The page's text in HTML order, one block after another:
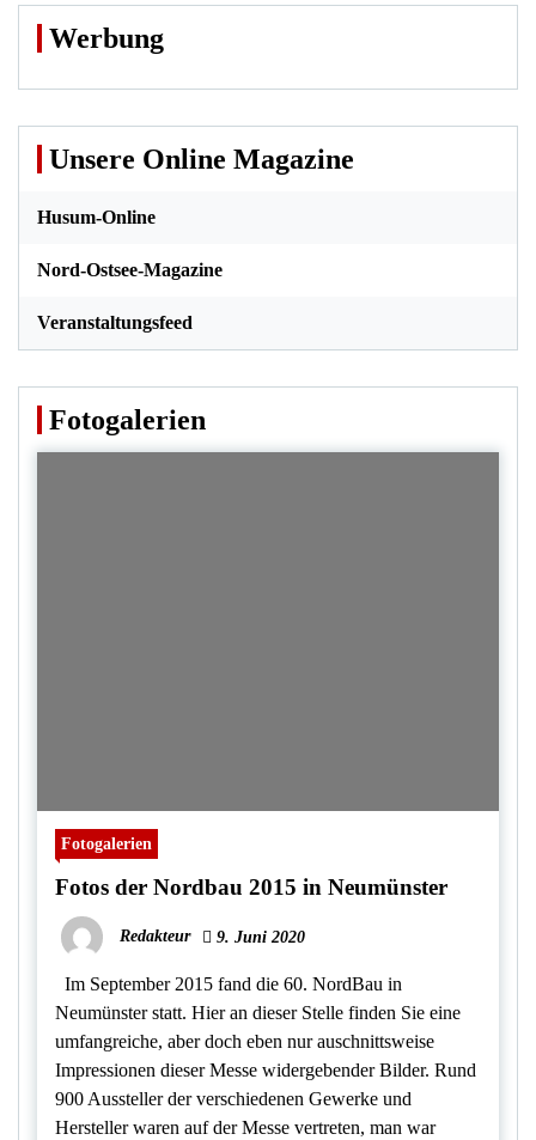
Werbung
Unsere Online Magazine
Husum-Online
Nord-Ostsee-Magazine
Veranstaltungsfeed
Fotogalerien
Fotogalerien
Fotos der Nordbau 2015 in Neumünster
Redakteur 9. Juni 2020
Im September 2015 fand die 60. NordBau in
Neumünster statt. Hier an dieser Stelle finden Sie eine
umfangreiche, aber doch eben nur auschnittsweise
Impressionen dieser Messe widergebender Bilder. Rund
900 Aussteller der verschiedenen Gewerke und
Hersteller waren auf der Messe vertreten, man war